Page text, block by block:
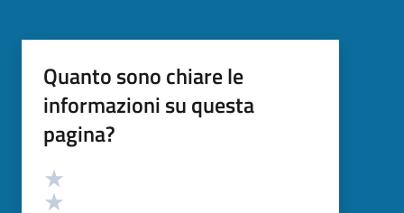
Quanto sono chiare le
informazioni su questa
pagina?
Valutazione